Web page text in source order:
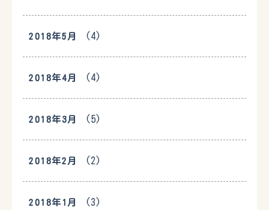
2018年5月 (4)
2018年4月 (4)
2018年3月 (5)
2018年2月 (2)
2018年1月 (3)